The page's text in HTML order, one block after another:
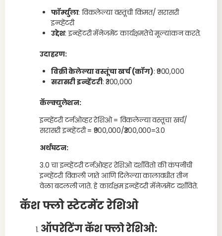
फॉर्म्युला: विकलेल्या वस्तूंची किंमत/ सरासरी
इन्व्हेंटरी
उद्देश: इन्व्हेंटरी मॅनेजमेंट कार्यक्षमतेचे मूल्यांकन करते.
उदाहरण:
विक्री केलेल्या वस्तूंचा खर्च (कॉग): ₹900,000
सरासरी इन्व्हेंटरी: ₹300,000
कॅल्क्युलेशन:
इन्व्हेंटरी टर्नओव्हर रेशिओ = विकलेल्या वस्तूचा खर्च/
सरासरी इन्व्हेंटरी = ₹900,000/₹300,000=3.0
अर्थघटन:
3.0 चा इन्व्हेंटरी टर्नओव्हर रेशिओ दर्शवितो की कंपनीची
इन्व्हेंटरी विकली जाते आणि दिलेल्या कालावधीत तीन
वेळा बदलली जाते. हे कार्यक्षम इन्व्हेंटरी मॅनेजमेंट दर्शविते.
कॅश फ्लो स्टेटमेंट रेशिओ
ऑपरेटिंग कॅश फ्लो रेशिओ: